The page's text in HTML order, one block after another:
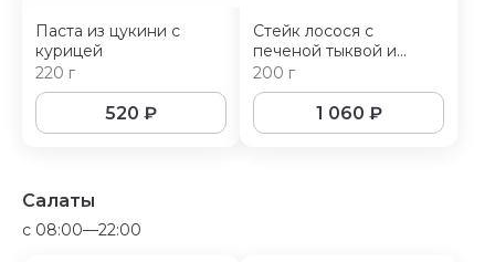
Паста из цукини с
курицей
220 г
520 ₽
Стейк лосося с
печеной тыквой и
салатом с киноа
200 г
1 060 ₽
Салаты
c 08:00—22:00